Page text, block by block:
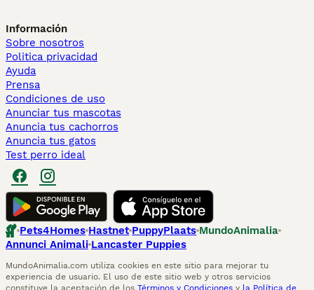
Información
Sobre nosotros
Politica privacidad
Ayuda
Prensa
Condiciones de uso
Anunciar tus mascotas
Anuncia tus cachorros
Anuncia tus gatos
Test perro ideal
Pets4Homes Hastnet PuppyPlaats MundoAnimalia
Annunci Animali Lancaster Puppies
MundoAnimalia.com utiliza cookies en este sitio para mejorar tu
experiencia de usuario. El uso de este sitio web y otros servicios